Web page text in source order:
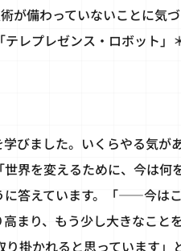
が備わっていないことに気
レプレゼンス・ロボット」
びました。いくらやる気が
界を変えるために、今は何
答えています。「――今は
まり、もう少し大きなこと
掛かれると思っています」